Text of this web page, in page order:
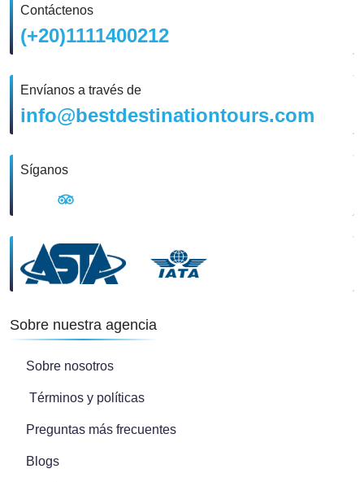
Contáctenos
(+20)1111400212
Envíanos a través de
info@bestdestinationtours.com
Síganos
Sobre nuestra agencia
Sobre nosotros
Términos y políticas
Preguntas más frecuentes
Blogs